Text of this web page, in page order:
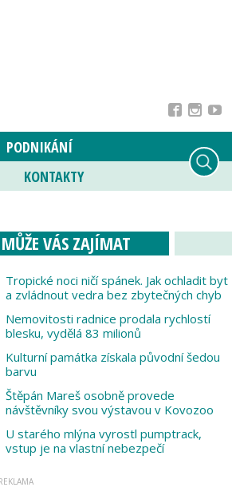
PODNIKÁNÍ
KONTAKTY
MŮŽE VÁS ZAJÍMAT
Tropické noci ničí spánek. Jak ochladit byt
a zvládnout vedra bez zbytečných chyb
Nemovitosti radnice prodala rychlostí
blesku, vydělá 83 milionů
Kulturní památka získala původní šedou
barvu
Štěpán Mareš osobně provede
návštěvníky svou výstavou v Kovozoo
U starého mlýna vyrostl pumptrack,
vstup je na vlastní nebezpečí